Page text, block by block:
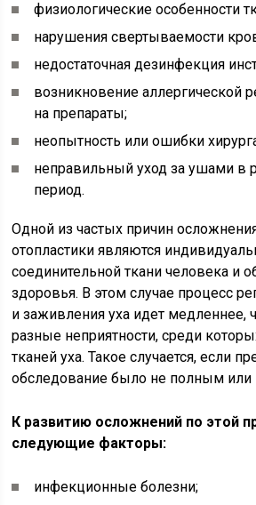
физиологические особенности
нарушения свертываемости
недостаточная дезинфекция
возникновение аллергической
на препараты;
неопытность или ошибки
неправильный уход за ушами в
период.
Одной из частых причин
отопластики являются
соединительной ткани человека и
здоровья. В этом случае процесс
и заживления уха идет медленнее,
разные неприятности, среди
тканей уха. Такое случается, если
обследование было не полным или
К развитию осложнений по этой
следующие факторы:
инфекционные болезни;